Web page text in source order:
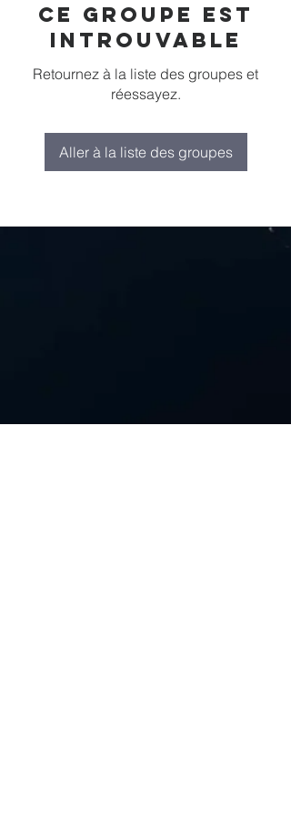
Ce groupe est
introuvable
Retournez à la liste des groupes et
réessayez.
Aller à la liste des groupes